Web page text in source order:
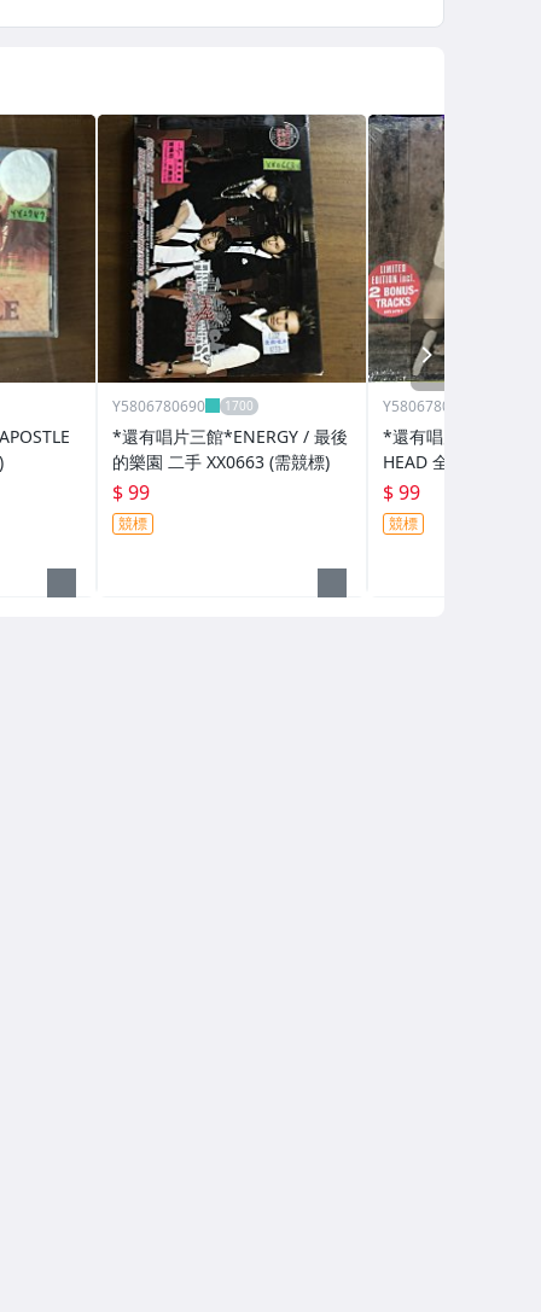
Y5806780690
*還有唱片三館*ENERGY / 最後
的樂園 二手 XX0663 (需競標)
$ 99
競標
Y5806780690
*還有唱片行三館
HEAD 全新
$ 99
競標